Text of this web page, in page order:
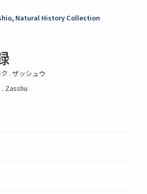
Natural History Collection
. ザッシュウ
Zasshu